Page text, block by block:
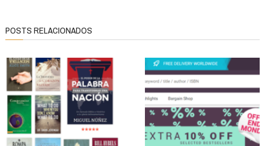
POSTS RELACIONADOS